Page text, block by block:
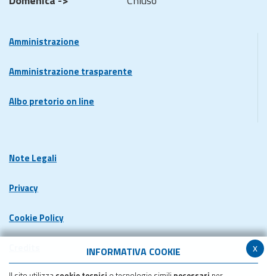
x
INFORMATIVA COOKIE
Amministrazione
Amministrazione trasparente
Albo pretorio on line
Note Legali
Privacy
Cookie Policy